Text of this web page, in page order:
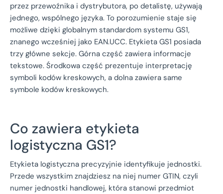
przez przewoźnika i dystrybutora, po detalistę, używają
jednego, wspólnego języka. To porozumienie staje się
możliwe dzięki globalnym standardom systemu GS1,
znanego wcześniej jako EAN.UCC. Etykieta GS1 posiada
trzy główne sekcje. Górna część zawiera informacje
tekstowe. Środkowa część prezentuje interpretację
symboli kodów kreskowych, a dolna zawiera same
symbole kodów kreskowych.
Co zawiera etykieta
logistyczna GS1?
Etykieta logistyczna precyzyjnie identyfikuje jednostki.
Przede wszystkim znajdziesz na niej numer GTIN, czyli
numer jednostki handlowej, która stanowi przedmiot